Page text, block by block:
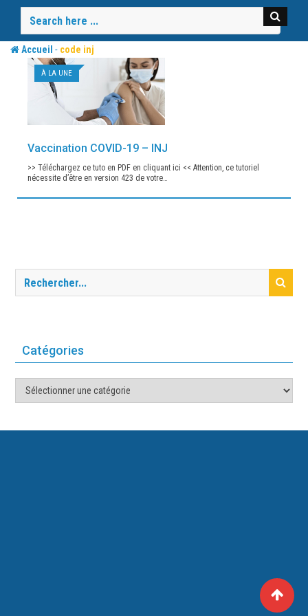
content
Accueil - code inj
À LA UNE
Vaccination COVID-19 – INJ
>> Téléchargez ce tuto en PDF en cliquant ici << Attention, ce tutoriel
nécessite d’être en version 423 de votre…
Catégories
Catégories